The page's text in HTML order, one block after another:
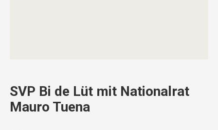
SVP Bi de Lüt mit Nationalrat
Mauro Tuena